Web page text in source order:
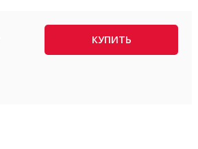
КУПИТЬ